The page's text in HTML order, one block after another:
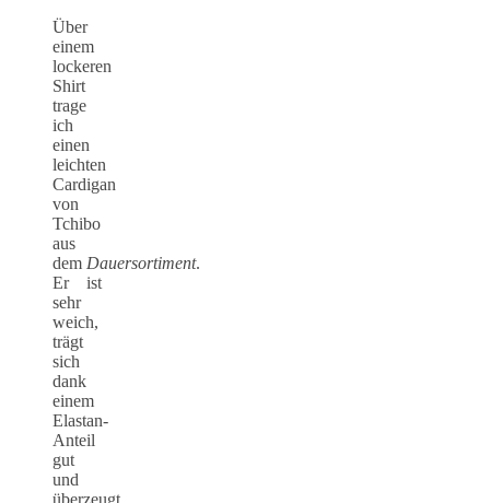
Über
einem
lockeren
Shirt
trage
ich
einen
leichten
Cardigan
von
Tchibo
aus
dem Dauersortiment.
Er ist
sehr
weich,
trägt
sich
dank
einem
Elastan-
Anteil
gut
und
überzeugt